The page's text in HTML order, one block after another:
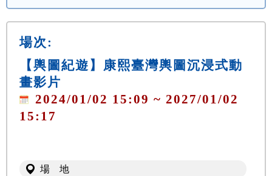
場次:
【輿圖紀遊】康熙臺灣輿圖沉浸式動
畫影片
2024/01/02 15:09 ~ 2027/01/02
15:17
場 地